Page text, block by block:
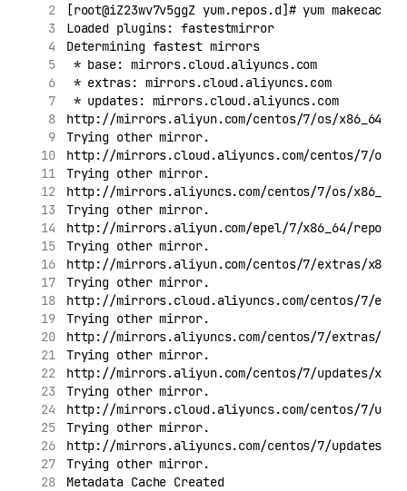
[root@iZ23wv7v5ggZ yum.repos.d]# yum makecache
Loaded plugins: fastestmirror
Determining fastest mirrors
* base: mirrors.cloud.aliyuncs.com
* extras: mirrors.cloud.aliyuncs.com
* updates: mirrors.cloud.aliyuncs.com
http://mirrors.aliyun.com/centos/7/os/x86_64/
Trying other mirror.
http://mirrors.cloud.aliyuncs.com/centos/7/os/
Trying other mirror.
http://mirrors.aliyuncs.com/centos/7/os/x86_64/
Trying other mirror.
http://mirrors.aliyun.com/epel/7/x86_64/
Trying other mirror.
http://mirrors.aliyun.com/centos/7/extras/
Trying other mirror.
http://mirrors.cloud.aliyuncs.com/centos/7/
Trying other mirror.
http://mirrors.aliyuncs.com/centos/7/extras/
Trying other mirror.
http://mirrors.aliyun.com/centos/7/updates/
Trying other mirror.
http://mirrors.cloud.aliyuncs.com/centos/7/
Trying other mirror.
http://mirrors.aliyuncs.com/centos/7/updates/
Trying other mirror.
Metadata Cache Created